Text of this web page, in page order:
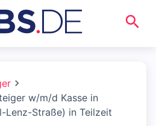
w/m/d Kasse in
Lenz-Straße) in Teilzeit